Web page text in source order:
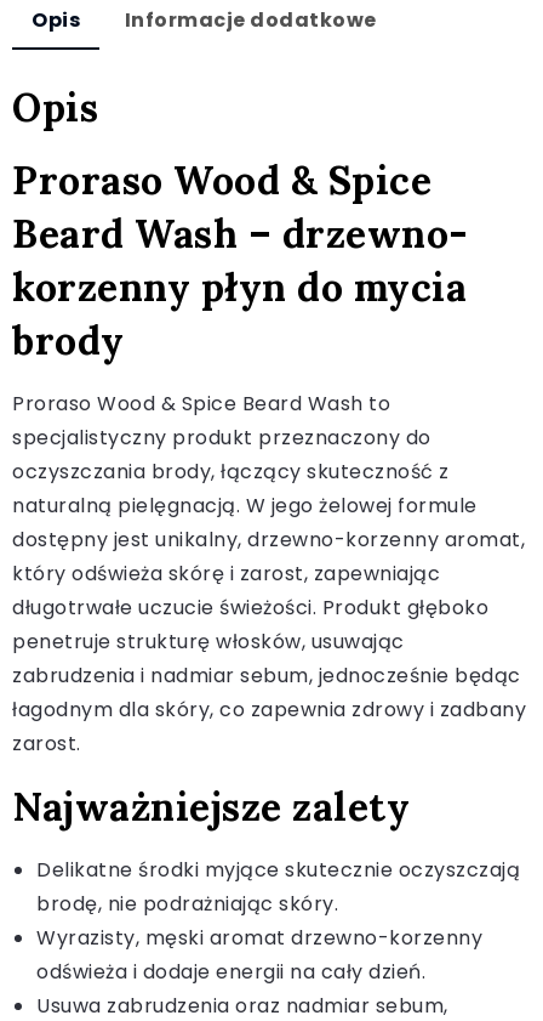
Opis Informacje dodatkowe
Opis
Proraso Wood & Spice
Beard Wash – drzewno-
korzenny płyn do mycia
brody
Proraso Wood & Spice Beard Wash to
specjalistyczny produkt przeznaczony do
oczyszczania brody, łączący skuteczność z
naturalną pielęgnacją. W jego żelowej formule
dostępny jest unikalny, drzewno-korzenny aromat,
który odświeża skórę i zarost, zapewniając
długotrwałe uczucie świeżości. Produkt głęboko
penetruje strukturę włosków, usuwając
zabrudzenia i nadmiar sebum, jednocześnie będąc
łagodnym dla skóry, co zapewnia zdrowy i zadbany
zarost.
Najważniejsze zalety
Delikatne środki myjące skutecznie oczyszczają
brodę, nie podrażniając skóry.
Wyrazisty, męski aromat drzewno-korzenny
odświeża i dodaje energii na cały dzień.
Usuwa zabrudzenia oraz nadmiar sebum,